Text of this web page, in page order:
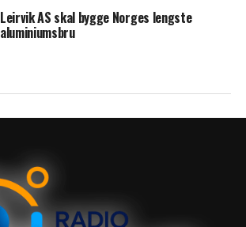
Leirvik AS skal bygge Norges lengste
aluminiumsbru